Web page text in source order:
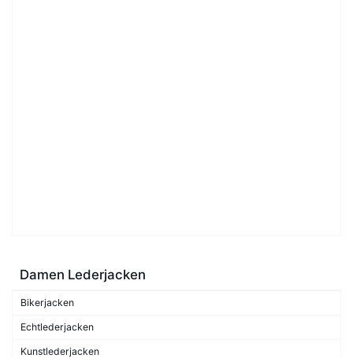
Damen Lederjacken
Bikerjacken
Echtlederjacken
Kunstlederjacken